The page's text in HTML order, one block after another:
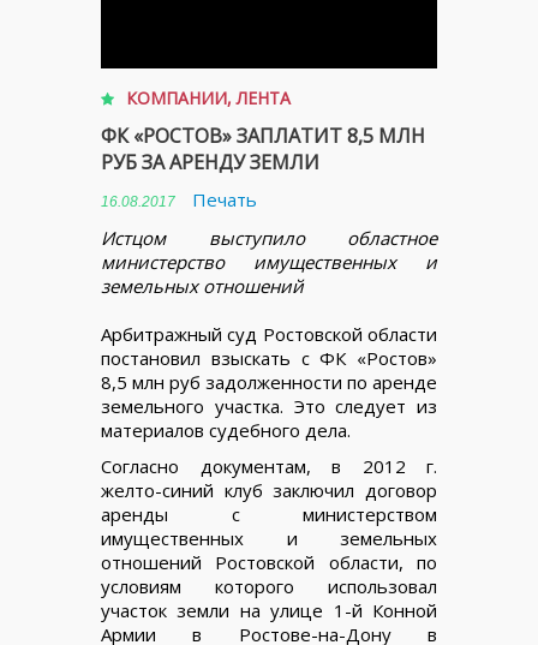
КОМПАНИИ,ЛЕНТА
ФК «РОСТОВ» ЗАПЛАТИТ 8,5 МЛН
РУБ ЗА АРЕНДУ ЗЕМЛИ
16.08.2017
Печать
Истцом выступило областное
министерство имущественных и
земельных отношений
Арбитражный суд Ростовской области
постановил взыскать с ФК «Ростов»
8,5 млн руб задолженности по аренде
земельного участка. Это следует из
материалов судебного дела.
Согласно документам, в 2012 г.
желто-синий клуб заключил договор
аренды с министерством
имущественных и земельных
отношений Ростовской области, по
условиям которого использовал
участок земли на улице 1-й Конной
Армии в Ростове-на-Дону в